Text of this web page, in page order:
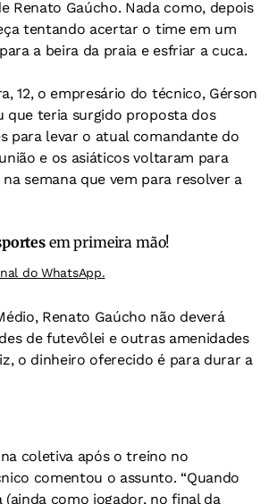
Renato Gaúcho. Nada como, depois
tentando acertar o time em um
a beira da praia e esfriar a cuca.
12, o empresário do técnico, Gérson
que teria surgido proposta dos
para levar o atual comandante do
e os asiáticos voltaram para
semana que vem para resolver a
em primeira mão!
do WhatsApp.
Renato Gaúcho não deverá
de futevôlei e outras amenidades
o dinheiro oferecido é para durar a
coletiva após o treino no
comentou o assunto. “Quando
(ainda como jogador, no final da